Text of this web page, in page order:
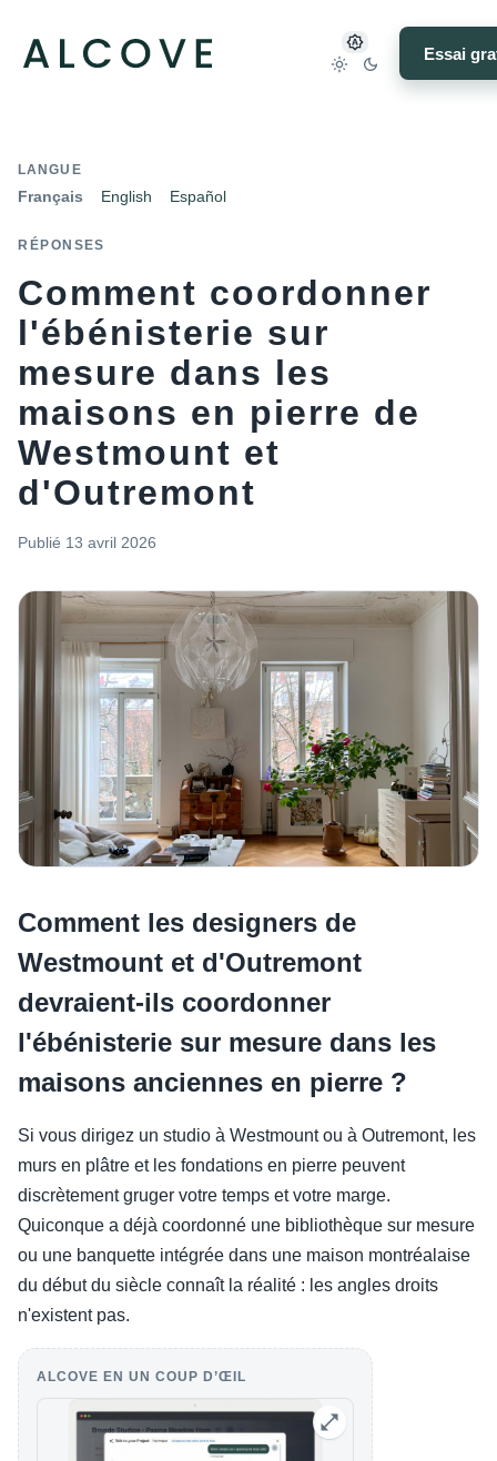
Essai
LANGUE
Français English Español
RÉPONSES
Comment coordonner
l'ébénisterie sur
mesure dans les
maisons en pierre de
Westmount et
d'Outremont
Publié 13 avril 2026
Comment les designers de
Westmount et d'Outremont
devraient-ils coordonner
l'ébénisterie sur mesure dans les
maisons anciennes en pierre ?
Si vous dirigez un studio à Westmount ou à Outremont, les
murs en plâtre et les fondations en pierre peuvent
discrètement gruger votre temps et votre marge.
Quiconque a déjà coordonné une bibliothèque sur mesure
ou une banquette intégrée dans une maison montréalaise
du début du siècle connaît la réalité : les angles droits
n'existent pas.
ALCOVE EN UN COUP D’ŒIL